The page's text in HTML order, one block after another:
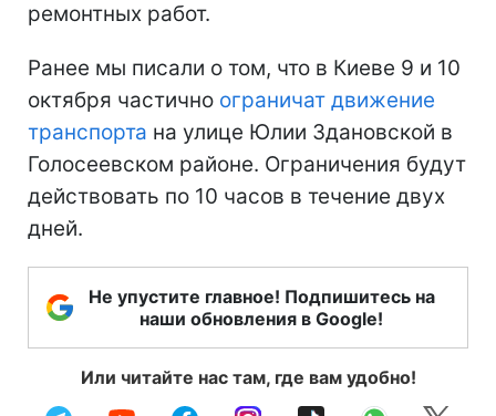
ремонтных работ.
Ранее мы писали о том, что в Киеве 9 и 10
октября частично ограничат движение
транспорта на улице Юлии Здановской в
Голосеевском районе. Ограничения будут
действовать по 10 часов в течение двух
дней.
Не упустите главное! Подпишитесь на
наши обновления в Google!
Или читайте нас там, где вам удобно!